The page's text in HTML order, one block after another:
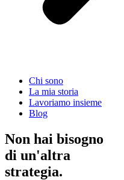
Chi sono
La mia storia
Lavoriamo insieme
Blog
Non hai bisogno
di un'altra
strategia.